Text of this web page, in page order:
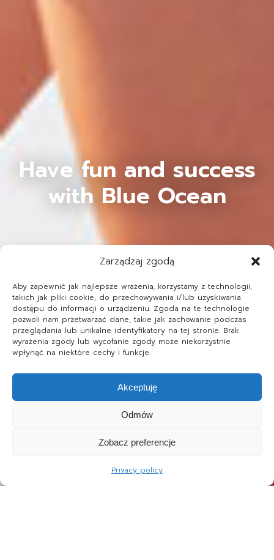
Zarządzaj zgodą
Aby zapewnić jak najlepsze wrażenia, korzystamy z technologii,
takich jak pliki cookie, do przechowywania i/lub uzyskiwania
dostępu do informacji o urządzeniu. Zgoda na te technologie
pozwoli nam przetwarzać dane, takie jak zachowanie podczas
przeglądania lub unikalne identyfikatory na tej stronie. Brak
wyrażenia zgody lub wycofanie zgody może niekorzystnie
wpłynąć na niektóre cechy i funkcje.
Akceptuję
Odmów
Zobacz preferencje
Privacy policy
Have fun and success
with Blue Ocean